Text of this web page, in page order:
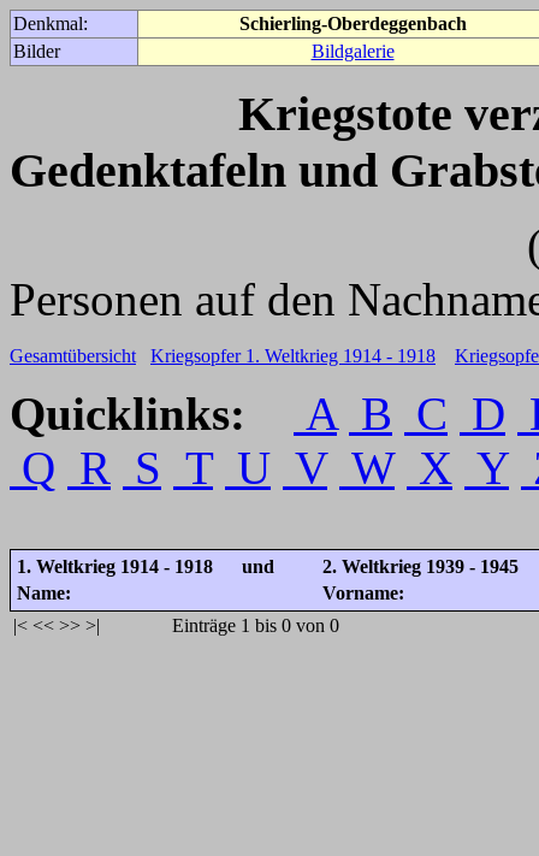
Denkmal:
Schierling-Oberdeggenbach
Bilder
Bildgalerie
Kriegstote
Gedenktafeln und
(Für weitere
Personen auf den
Gesamtübersicht Kriegsopfer 1. Weltkrieg 1914 - 1918
Quicklinks: A B C D
Q R S T U V W X Y
1. Weltkrieg 1914 - 1918 und
2. Weltkrieg 1939 - 1945
Name:
Vorname:
|< << >> >| Einträge 1 bis 0 von 0